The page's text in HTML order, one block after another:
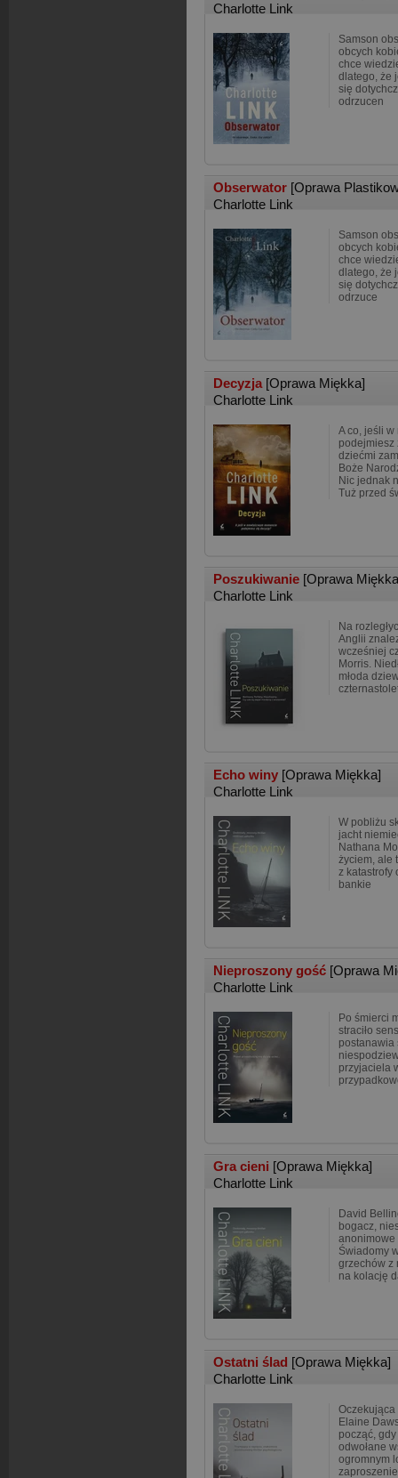
Charlotte Link
Samson
obcych
chce
dlatego, że
się
odrzucen
Obserwator [Oprawa
Charlotte Link
Samson
obcych
chce
dlatego, że
się
odrzuce
Decyzja [Oprawa Miękka]
Charlotte Link
A co, jeśli w
podejmiesz
dziećmi
Boże
Nic jednak
Tuż przed
Poszukiwanie [Oprawa
Charlotte Link
Na
Anglii
wcześniej
Morris.
młoda
Echo winy [Oprawa Miękka]
Charlotte Link
W pobliżu
jacht
Nathana
życiem, ale
z katastrofy
bankie
Nieproszony gość [Oprawa
Charlotte Link
Po śmierci
straciło
postanawia
przyjaciela
Gra cieni [Oprawa Miękka]
Charlotte Link
David
bogacz,
anonimowe
Świadomy
grzechów z
na kolację
Ostatni ślad [Oprawa Miękka]
Charlotte Link
Elaine
począć,
odwołane
ogromnym